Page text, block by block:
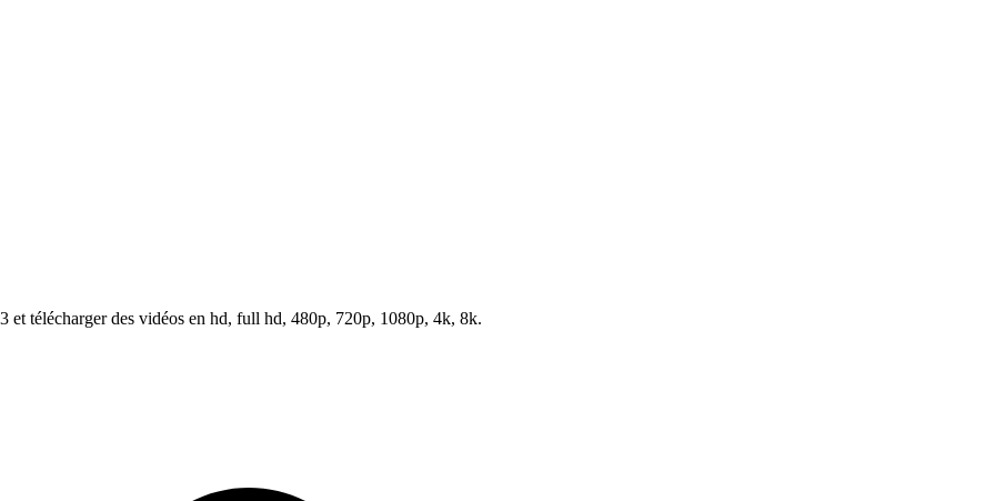
et télécharger des vidéos en hd, full hd, 480p, 720p, 1080p, 4k, 8k.